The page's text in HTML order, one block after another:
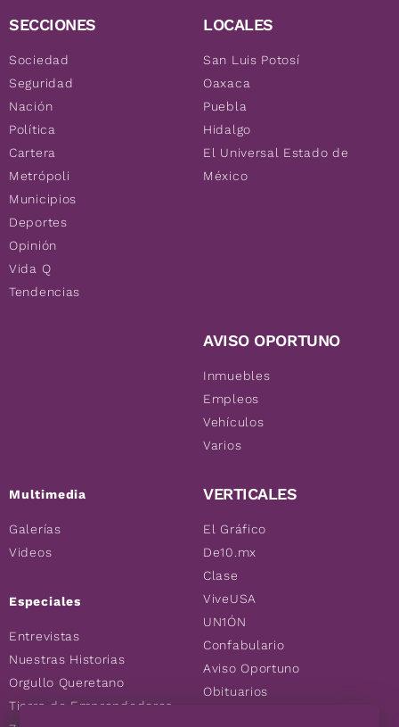
SECCIONES
Sociedad
Seguridad
Nación
Política
Cartera
Metrópoli
Municipios
Deportes
Opinión
Vida Q
Tendencias
Multimedia
Galerías
Videos
Especiales
Entrevistas
Nuestras Historias
Orgullo Queretano
Tierra de Emprendedores
LOCALES
San Luis Potosí
Oaxaca
Puebla
Hidalgo
El Universal Estado de
México
AVISO OPORTUNO
Inmuebles
Empleos
Vehículos
Varios
VERTICALES
El Gráfico
De10.mx
Clase
ViveUSA
UN1ÓN
Confabulario
Aviso Oportuno
Obituarios